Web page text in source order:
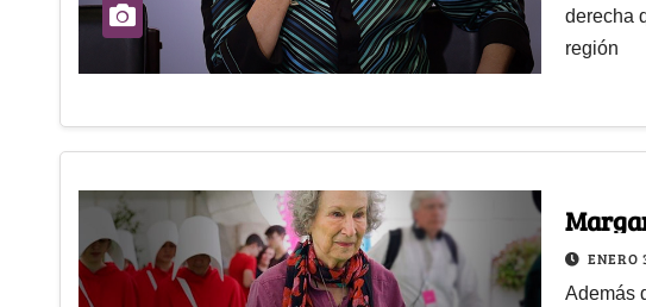
derecha
región
ENERO
Además